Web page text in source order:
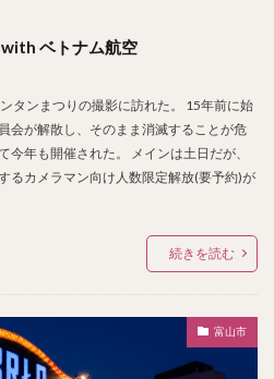
ベトナム航空
タンまつりの撮影に訪れた。 15年前に始
会が解散し、そのまま消滅することが危
年も開催された。 メインは土日だが、
るカメラマン向け人数限定解放(要予約)が
続きを読む
富山市